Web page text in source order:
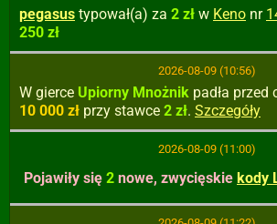
pegasus typował(a) za 2 zł w Keno nr
250 zł
2026-08-09 (10:56)
W gierce Upiorny Mnożnik padła przed
10 000 zł przy stawce 2 zł. Szczegóły
2026-08-09 (11:00)
Pojawiły się 2 nowe, zwycięskie kody